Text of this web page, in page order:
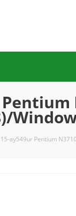
15-ay549ur Pentium